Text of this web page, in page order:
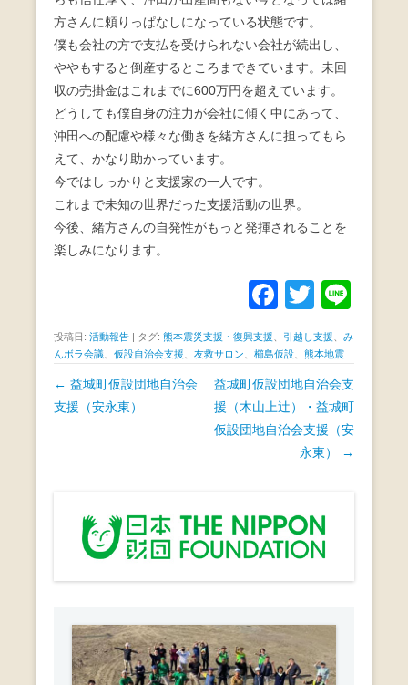
方さんに頼りっぱなしになっている状態です。
僕も会社の方で支払を受けられない会社が続出し、
ややもすると倒産するところまできています。未回
収の売掛金はこれまでに600万円を超えています。
どうしても僕自身の注力が会社に傾く中にあって、
沖田への配慮や様々な働きを緒方さんに担ってもら
えて、かなり助かっています。
今ではしっかりと支援家の一人です。
これまで未知の世界だった支援活動の世界。
今後、緒方さんの自発性がもっと発揮されることを
楽しみになります。
F
a
c
e
b
o
o
T
wi
tt
er
投稿日: 活動報告 | タグ: 熊本震災支援・復興支援 引越し支援
み
んボラ会議
仮設自治会支援 友救サロン 櫛島仮設 熊本地震
投
稿
← 益城町仮設団地自治会
支援（安永東）
益城町仮設団地自治会支
援（木山上辻）・益城町
仮設団地自治会支援（安
永東）
→